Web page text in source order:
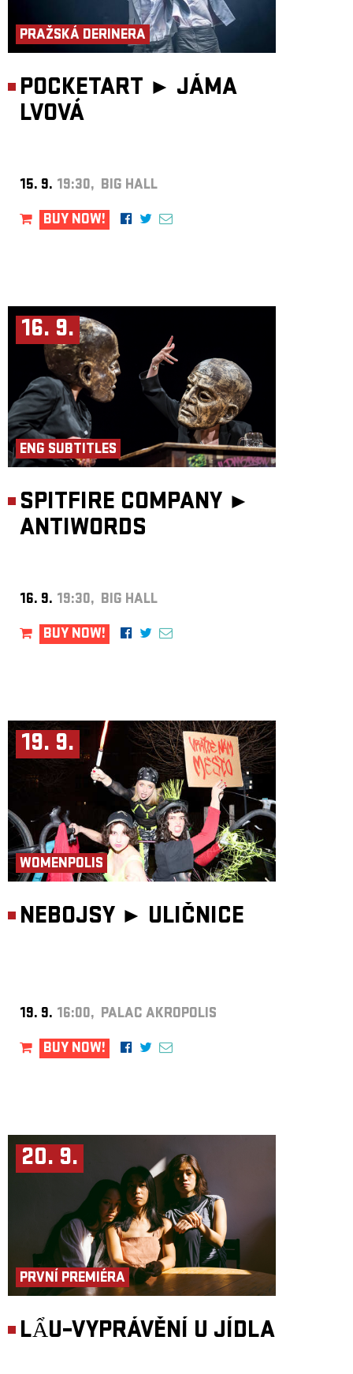
PRAŽSKÁ DERINERA
POCKETART ► JÁMA
LVOVÁ
15. 9. 19:30, BIG HALL
BUY NOW!
16. 9.
ENG SUBTITLES
SPITFIRE COMPANY ►
ANTIWORDS
16. 9. 19:30, BIG HALL
BUY NOW!
19. 9.
WOMENPOLIS
NEBOJSY ► ULIČNICE
19. 9. 16:00, PALAC AKROPOLIS
BUY NOW!
20. 9.
PRVNÍ PREMIÉRA
LẨU–VYPRÁVĚNÍ U JÍDLA